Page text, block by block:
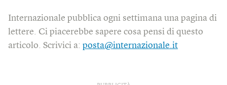
Internazionale pubblica ogni settimana una pagina di
lettere. Ci piacerebbe sapere cosa pensi di questo
articolo. Scrivici a: posta@internazionale.it